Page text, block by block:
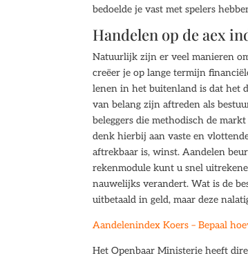
bedoelde je vast met spelers
Handelen op de aex
Natuurlijk zijn er veel manieren
creëer je op lange termijn
lenen in het buitenland is dat het
van belang zijn aftreden als
beleggers die methodisch de
denk hierbij aan vaste en
aftrekbaar is, winst. Aandelen
rekenmodule kunt u snel
nauwelijks verandert. Wat is de
uitbetaald in geld, maar deze
Aandelenindex Koers – Bepaal
Het Openbaar Ministerie heeft